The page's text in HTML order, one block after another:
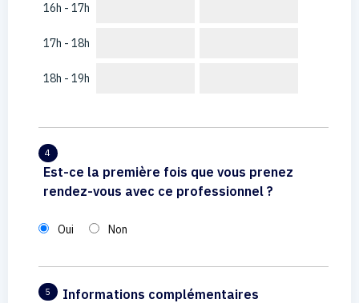
16h - 17h
17h - 18h
18h - 19h
4
Est-ce la première fois que vous prenez
rendez-vous avec ce professionnel ?
Oui Non
5 Informations complémentaires